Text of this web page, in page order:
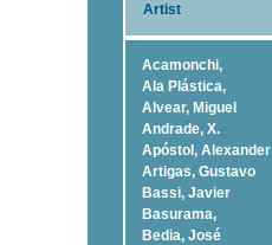
Artist
Acamonchi,
Ala Plástica,
Alvear, Miguel
Andrade, X.
Apóstol, Alexander
Artigas, Gustavo
Bassi, Javier
Basurama,
Bedia, José